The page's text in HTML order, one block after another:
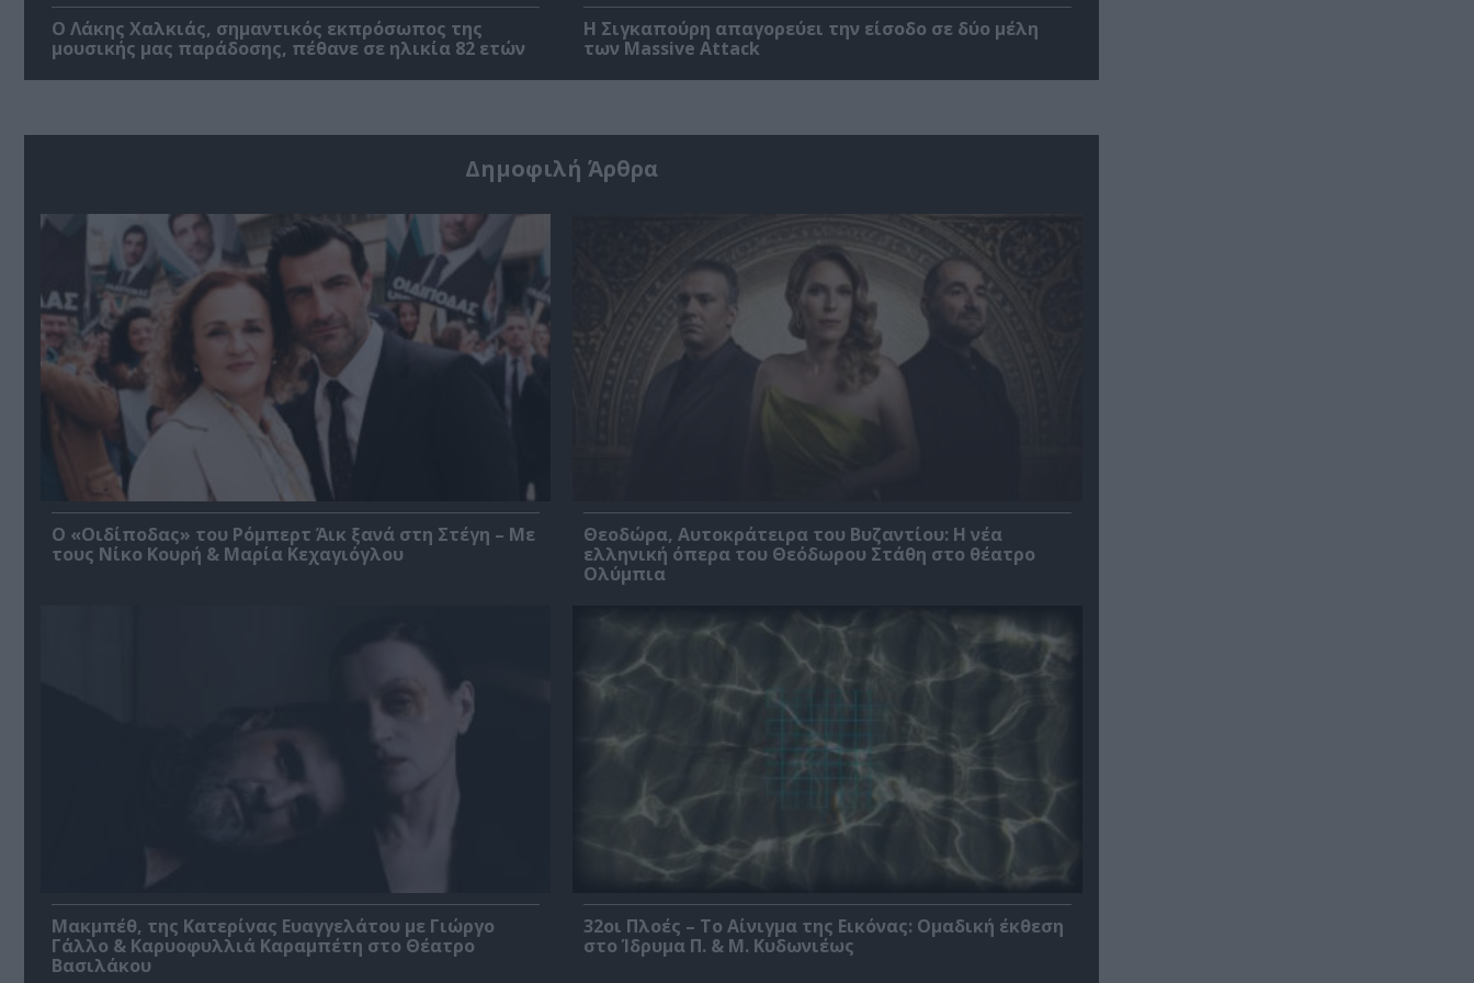
Ο Λάκης Χαλκιάς, σημαντικός εκπρόσωπος της
μουσικής μας παράδοσης, πέθανε σε ηλικία 82 ετών
Η Σιγκαπούρη απαγορεύει την είσοδο σε δύο μέλη
των Massive Attack
Δημοφιλή Άρθρα
O «Οιδίποδας» του Ρόμπερτ Άικ ξανά στη Στέγη – Με
τους Νίκο Κουρή & Μαρία Κεχαγιόγλου
Θεοδώρα, Αυτοκράτειρα του Βυζαντίου: Η νέα
ελληνική όπερα του Θεόδωρου Στάθη στο θέατρο
Ολύμπια
Μακμπέθ, της Κατερίνας Ευαγγελάτου με Γιώργο
Γάλλο & Καρυοφυλλιά Καραμπέτη στο Θέατρο
Βασιλάκου
32οι Πλοές – Το Αίνιγμα της Εικόνας: Ομαδική έκθεση
στο Ίδρυμα Π. & Μ. Κυδωνιέως